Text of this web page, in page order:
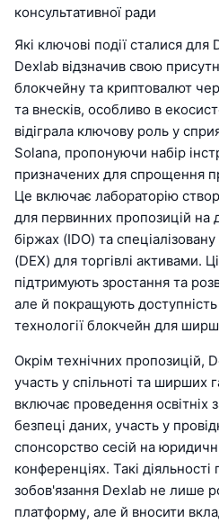
консультативної ради
Які ключові події сталися для
Dexlab відзначив свою
блокчейну та криптовалют
та внесків, особливо в
відіграла ключову роль у
Solana, пропонуючи набір
призначених для спрощення
Це включає лабораторію
для первинних пропозицій на
біржах (IDO) та
(DEX) для торгівлі активами.
підтримують зростання та
але й покращують
технології блокчейн для
Окрім технічних пропозицій,
участь у спільноті та ширших
включає проведення освітніх
безпеці даних, участь у
спонсорство сесій на
конференціях. Такі
зобов'язання Dexlab не лише
платформу, але й вносити